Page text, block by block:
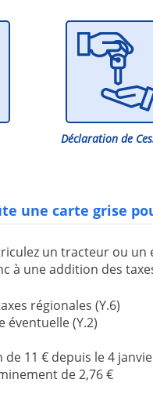
Déclaration de
une carte grise
un tracteur ou un
à une addition des
régionales (Y.6)
éventuelle (Y.2)
11 € depuis le 4
de 2,76 €